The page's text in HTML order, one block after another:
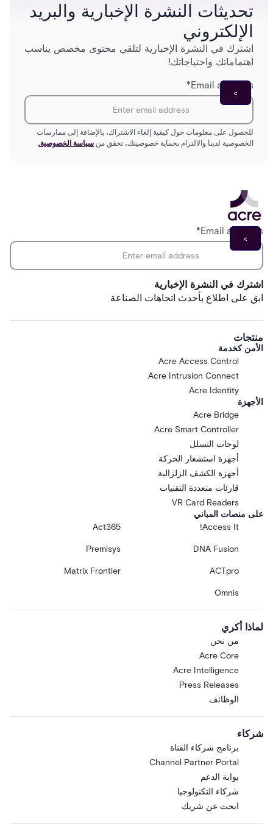
تحديثات النشرة الإخبارية والبريد
الإلكتروني
اشترك في النشرة الإخبارية لتلقي محتوى مخصص يناسب
اهتماماتك واحتياجاتك!
Email address
*
للحصول على معلومات حول كيفية إلغاء الاشتراك، بالإضافة إلى ممارسات
الخصوصية لدينا والالتزام بحماية خصوصيتك، تحقق من سياسة الخصوصية.
اشترك في النشرة الإخبارية
ابق على اطلاع بأحدث اتجاهات الصناعة
Email address
*
منتجات
الأمن كخدمة
Acre Access Control
Acre Intrusion Connect
Acre Identity
الأجهزة
Acre Bridge
Acre Smart Controller
لوحات التسلل
أجهزة استشعار الحركة
أجهزة الكشف الزلزالية
قارئات متعددة التقنيات
VR Card Readers
على منصات المباني
Access It!
Act365
DNA Fusion
Premisys
ACTpro
Matrix Frontier
Omnis
لماذا أكري
من نحن
Acre Core
Acre Intelligence
Press Releases
الوظائف
شركاء
برنامج شركاء القناة
Channel Partner Portal
بوابة الدعم
شركاء التكنولوجيا
ابحث عن شريك